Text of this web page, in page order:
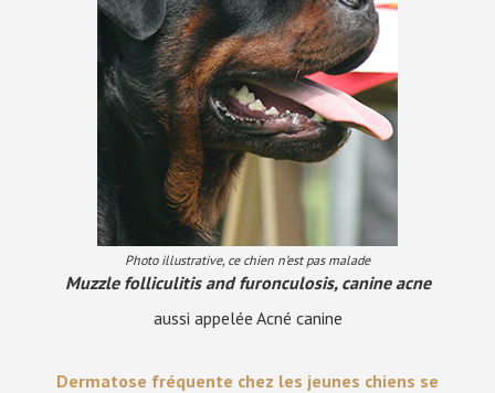
Photo illustrative, ce chien n’est pas malade
Muzzle folliculitis and furonculosis, canine acne
aussi appelée Acné canine
Dermatose fréquente chez les jeunes chiens se